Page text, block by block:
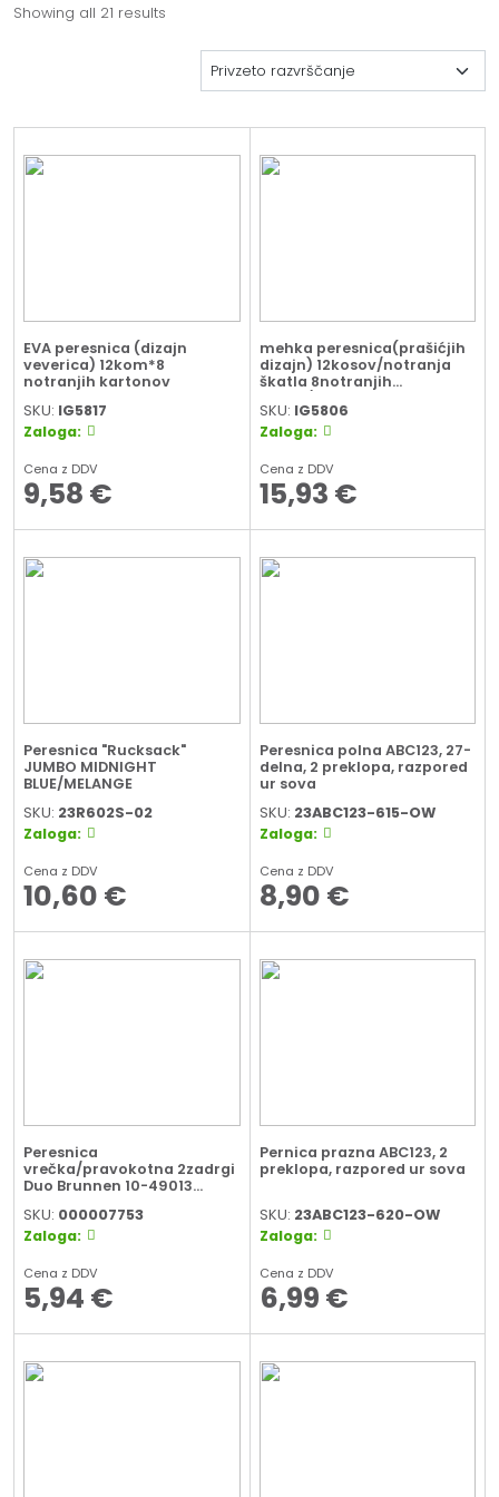
Showing all 21 results
EVA peresnica (dizajn
veverica) 12kom*8
notranjih kartonov
SKU: IG5817
Zaloga:
Cena z DDV
9,58 €
mehka peresnica(prašićjih
dizajn) 12kosov/notranja
škatla 8notranjih
SKU: IG5806
Zaloga:
Cena z DDV
15,93 €
Peresnica "Rucksack"
JUMBO MIDNIGHT
BLUE/MELANGE
SKU: 23R602S-02
Zaloga:
Cena z DDV
10,60 €
Peresnica polna ABC123, 27-
delna, 2 preklopa, razpored
ur sova
SKU: 23ABC123-615-OW
Zaloga:
Cena z DDV
8,90 €
Peresnica
vrečka/pravokotna 2zadrgi
Duo Brunnen 10-49013
SKU: 000007753
Zaloga:
Cena z DDV
5,94 €
Pernica prazna ABC123, 2
preklopa, razpored ur sova
SKU: 23ABC123-620-OW
Zaloga:
Cena z DDV
6,99 €